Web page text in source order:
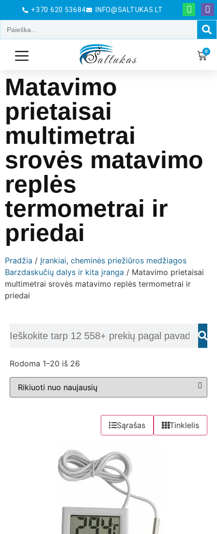
+370 620 53684 INFO@SALTUKAS.LT
0
Matavimo
prietaisai
multimetrai
srovės matavimo
replės
termometrai ir
priedai
Pradžia / Įrankiai, cheminės priežiūros medžiagos
Barzdaskučių dalys ir kita įranga / Matavimo prietaisai
multimetrai srovės matavimo replės termometrai ir
priedai
Rodoma 1–20 iš 26
Sąrašas Tinklelis